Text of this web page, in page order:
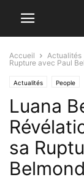
Accueil Actualités
Rupture avec Paul
Actualités People
Luana
sa